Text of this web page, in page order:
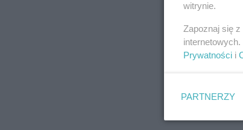
witrynie.
Zapoznaj się
Prywatności i
PARTNERZY